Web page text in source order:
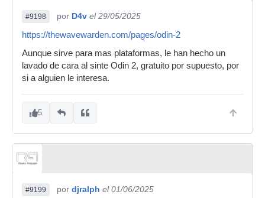
#9198 por D4v el 29/05/2025
https://thewavewarden.com/pages/odin-2
Aunque sirve para mas plataformas, le han hecho un
lavado de cara al sinte Odin 2, gratuito por supuesto, por
si a alguien le interesa.
5
#9199 por djralph el 01/06/2025